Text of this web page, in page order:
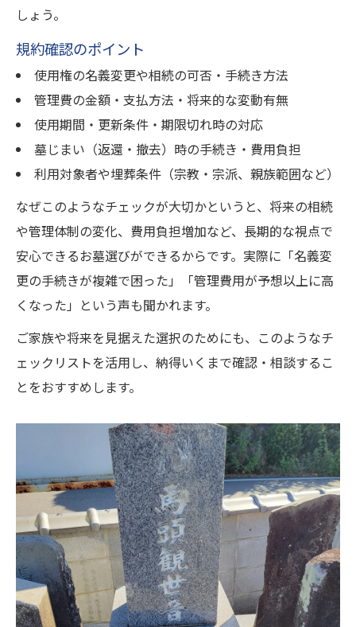
しょう。
規約確認のポイント
使用権の名義変更や相続の可否・手続き方法
管理費の金額・支払方法・将来的な変動有無
使用期間・更新条件・期限切れ時の対応
墓じまい（返還・撤去）時の手続き・費用負担
利用対象者や埋葬条件（宗教・宗派、親族範囲など）
なぜこのようなチェックが大切かというと、将来の相続
や管理体制の変化、費用負担増加など、長期的な視点で
安心できるお墓選びができるからです。実際に「名義変
更の手続きが複雑で困った」「管理費用が予想以上に高
くなった」という声も聞かれます。
ご家族や将来を見据えた選択のためにも、このようなチ
ェックリストを活用し、納得いくまで確認・相談するこ
とをおすすめします。